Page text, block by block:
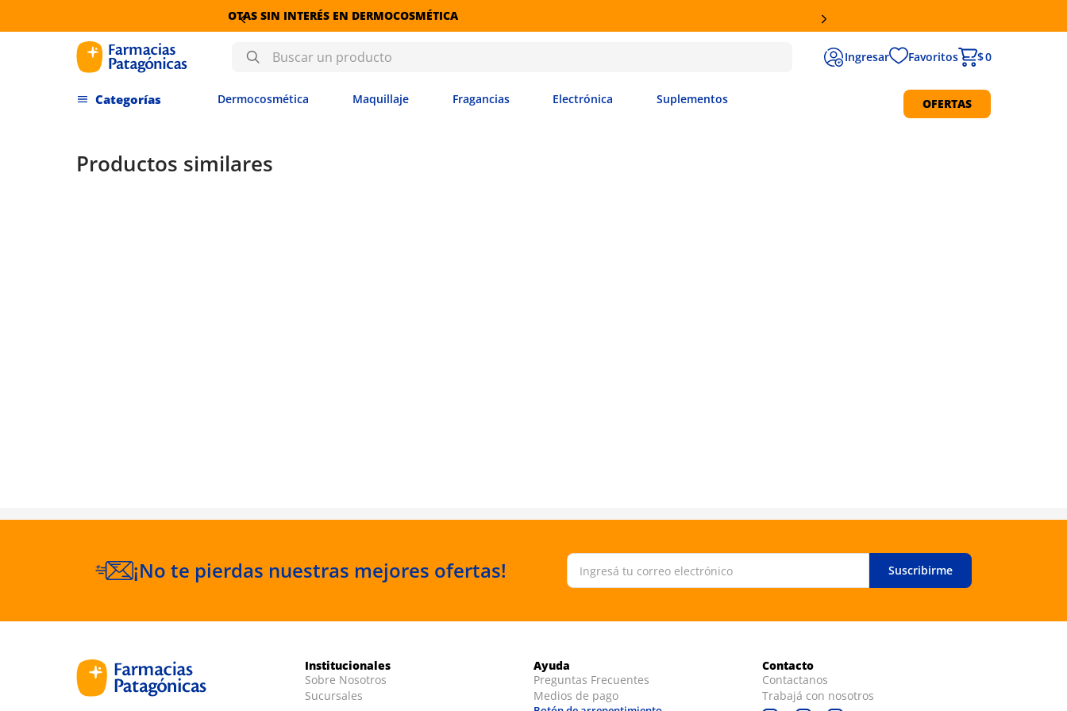
Buscar un producto Favoritos $ 0
Dermocosmética Maquillaje Fragancias Electrónica Suplementos OFERTAS
Productos similares
¡No te pierdas nuestras mejores ofertas! Suscribirme
Institucionales
Sobre Nosotros
Sucursales
Ayuda
Preguntas Frecuentes
Medios de pago
Contacto
Contactanos
Trabajá con nosotros